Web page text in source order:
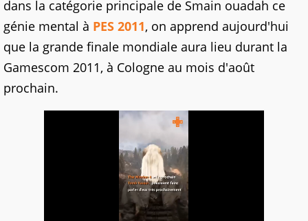
dans la catégorie principale de Smain ouadah ce
génie mental à PES 2011, on apprend aujourd'hui
que la grande finale mondiale aura lieu durant la
Gamescom 2011, à Cologne au mois d'août
prochain.